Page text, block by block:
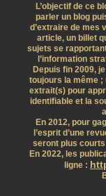
L’objectif de ce
parler un blog
d’extraire de mes
article, un billet
sujets se
l’information
Depuis fin 2009,
toujours la même ;
extrait(s) pour
identifiable et la
En 2012, pour
l’esprit d’une
seront plus
En 2022, les
ligne :